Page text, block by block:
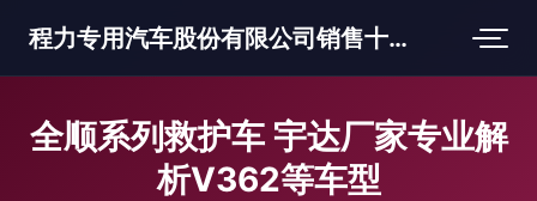
程力专用汽车股份有限公司销售十三分公司
全顺系列救护车 宇达厂家专业解
析V362等车型